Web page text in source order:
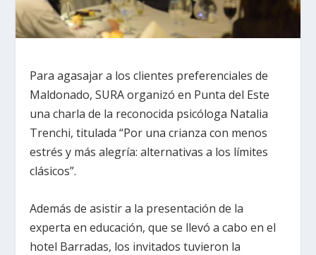
Para agasajar a los clientes preferenciales de
Maldonado, SURA organizó en Punta del Este
una charla de la reconocida psicóloga Natalia
Trenchi, titulada “Por una crianza con menos
estrés y más alegría: alternativas a los límites
clásicos”.
Además de asistir a la presentación de la
experta en educación, que se llevó a cabo en el
hotel Barradas, los invitados tuvieron la